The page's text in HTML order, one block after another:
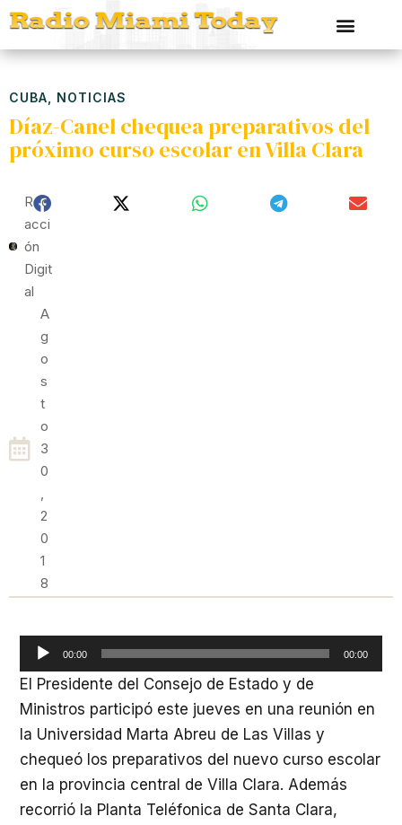
CUBA NOTICIAS
Díaz-Canel chequea preparativos del
próximo curso escolar en Villa Clara
Red
Acci
Ón
Digit
Al
A
G
O
S
T
O
3
0
,
2
0
1
8
Reproductor
de
00:00 00:00
El Presidente del Consejo de Estado y de
Ministros participó este jueves en una reunión en
la Universidad Marta Abreu de Las Villas y
chequeó los preparativos del nuevo curso escolar
en la provincia central de Villa Clara. Además
recorrió la Planta Teléfonica de Santa Clara,